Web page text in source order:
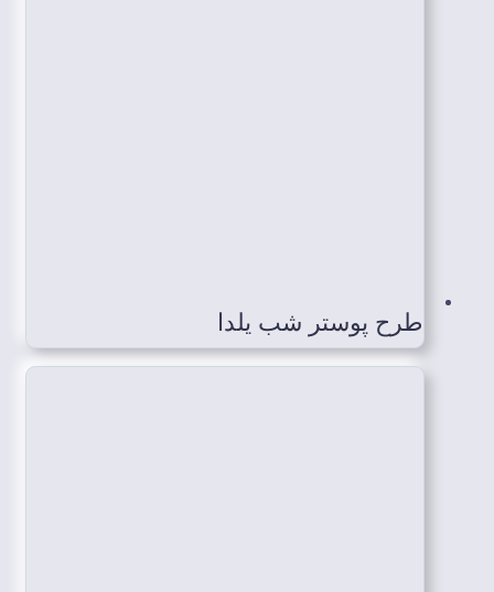
طرح پوستر شب یلدا